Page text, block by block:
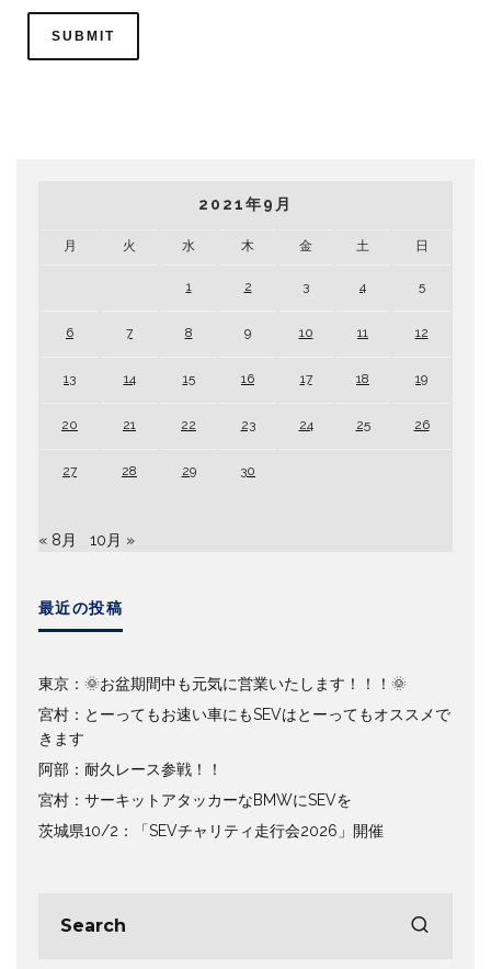
2021年9月
月 火 水 木 金 土 日
1 2 3 4 5
6 7 8 9 10 11 12
13 14 15 16 17 18 19
20 21 22 23 24 25 26
27 28 29 30
« 8月 10月 »
最近の投稿
東京：🌞お盆期間中も元気に営業いたします！！！🌞
宮村：とーってもお速い車にもSEVはとーってもオススメで
きます
阿部：耐久レース参戦！！
宮村：サーキットアタッカーなBMWにSEVを
茨城県10/2：「SEVチャリティ走行会2026」開催